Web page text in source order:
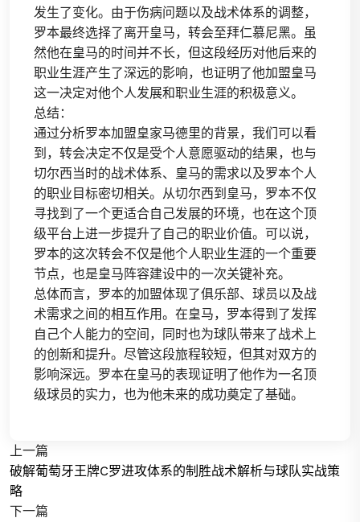
发生了变化。由于伤病问题以及战术体系的调整，
罗本最终选择了离开皇马，转会至拜仁慕尼黑。虽
然他在皇马的时间并不长，但这段经历对他后来的
职业生涯产生了深远的影响，也证明了他加盟皇马
这一决定对他个人发展和职业生涯的积极意义。
总结：
通过分析罗本加盟皇家马德里的背景，我们可以看
到，转会决定不仅是受个人意愿驱动的结果，也与
切尔西当时的战术体系、皇马的需求以及罗本个人
的职业目标密切相关。从切尔西到皇马，罗本不仅
寻找到了一个更适合自己发展的环境，也在这个顶
级平台上进一步提升了自己的职业价值。可以说，
罗本的这次转会不仅是他个人职业生涯的一个重要
节点，也是皇马阵容建设中的一次关键补充。
总体而言，罗本的加盟体现了俱乐部、球员以及战
术需求之间的相互作用。在皇马，罗本得到了发挥
自己个人能力的空间，同时也为球队带来了战术上
的创新和提升。尽管这段旅程较短，但其对双方的
影响深远。罗本在皇马的表现证明了他作为一名顶
级球员的实力，也为他未来的成功奠定了基础。
上一篇
破解葡萄牙王牌C罗进攻体系的制胜战术解析与球队实战策
略
下一篇